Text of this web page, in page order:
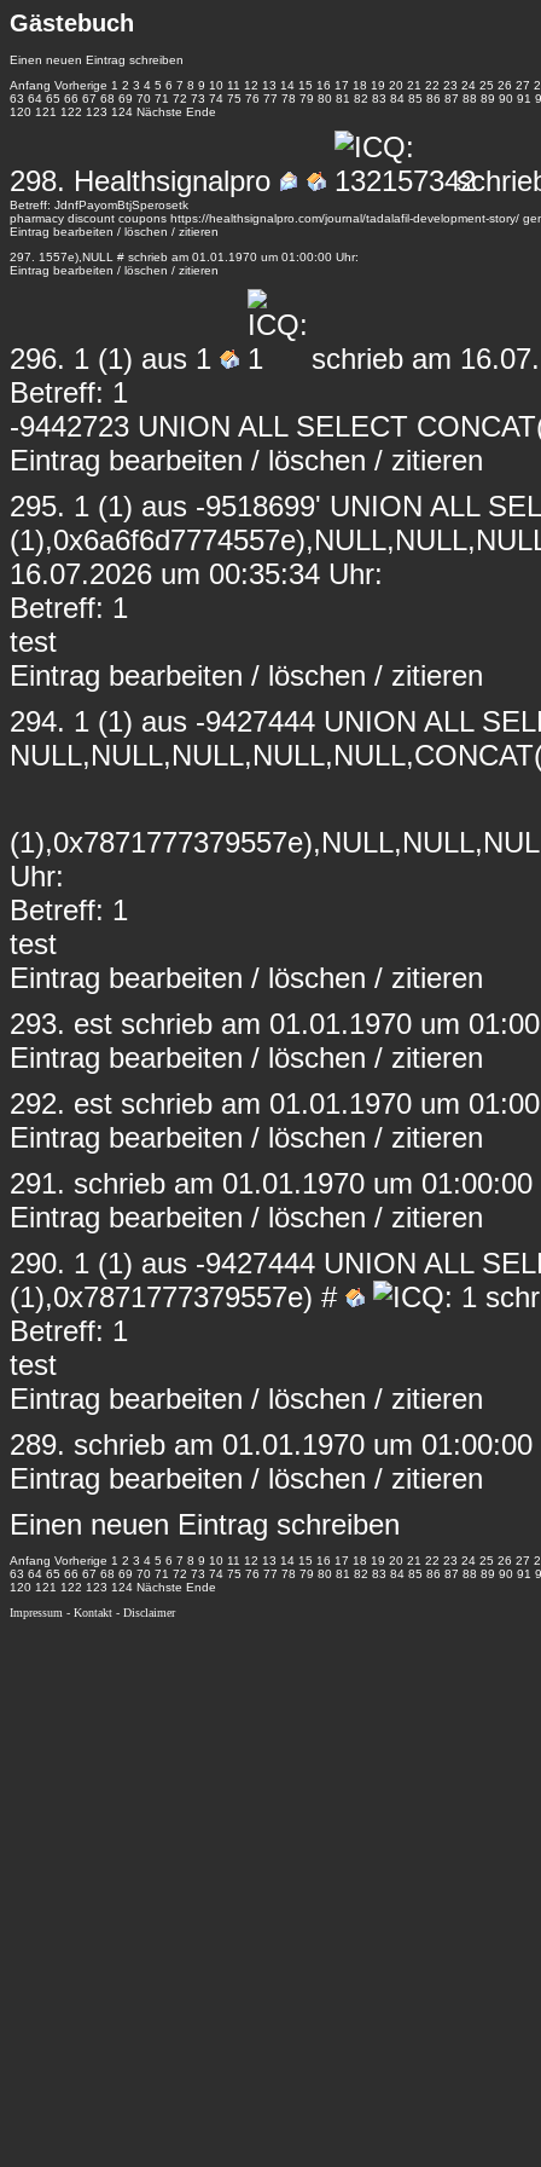
Gästebuch
Einen neuen Eintrag schreiben
Anfang Vorherige 1 2 3 4 5 6 7 8 9 10 11 12 13 14 15 16 17 18 19 20 21 22 23 24 25 26 27
63 64 65 66 67 68 69 70 71 72 73 74 75 76 77 78 79 80 81 82 83 84 85 86 87 88 89 90 91
120 121 122 123 124 Nächste Ende
298. Healthsignalpro
Betreff: JdnfPayomBtjSperosetk
pharmacy discount coupons https://healthsignalpro.com/journal/tadalafil-development-story/
Eintrag bearbeiten / löschen / zitieren
297. 1557e),NULL # schrieb am 01.01.1970 um 01:00:00 Uhr:
Eintrag bearbeiten / löschen / zitieren
296. 1 (1) aus 1
schrieb am
Betreff: 1
-9442723 UNION ALL SELECT
Eintrag bearbeiten / löschen / zitieren
295. 1 (1) aus -9518699' UNION ALL
16.07.2026 um 00:35:34 Uhr:
Betreff: 1
test
Eintrag bearbeiten / löschen / zitieren
294. 1 (1) aus -9427444 UNION ALL
Uhr:
Betreff: 1
test
Eintrag bearbeiten / löschen / zitieren
293. est schrieb am 01.01.1970 um
Eintrag bearbeiten / löschen / zitieren
292. est schrieb am 01.01.1970 um
Eintrag bearbeiten / löschen / zitieren
291. schrieb am 01.01.1970 um 01:00:00
Eintrag bearbeiten / löschen / zitieren
290. 1 (1) aus -9427444 UNION ALL
(1),0x7871777379557e) #
Betreff: 1
test
Eintrag bearbeiten / löschen / zitieren
289. schrieb am 01.01.1970 um 01:00:00
Eintrag bearbeiten / löschen / zitieren
Einen neuen Eintrag schreiben
Anfang Vorherige 1 2 3 4 5 6 7 8 9 10 11 12 13 14 15 16 17 18 19 20 21 22 23 24 25 26 27
63 64 65 66 67 68 69 70 71 72 73 74 75 76 77 78 79 80 81 82 83 84 85 86 87 88 89 90 91
120 121 122 123 124 Nächste Ende
Impressum - Kontakt - Disclaimer